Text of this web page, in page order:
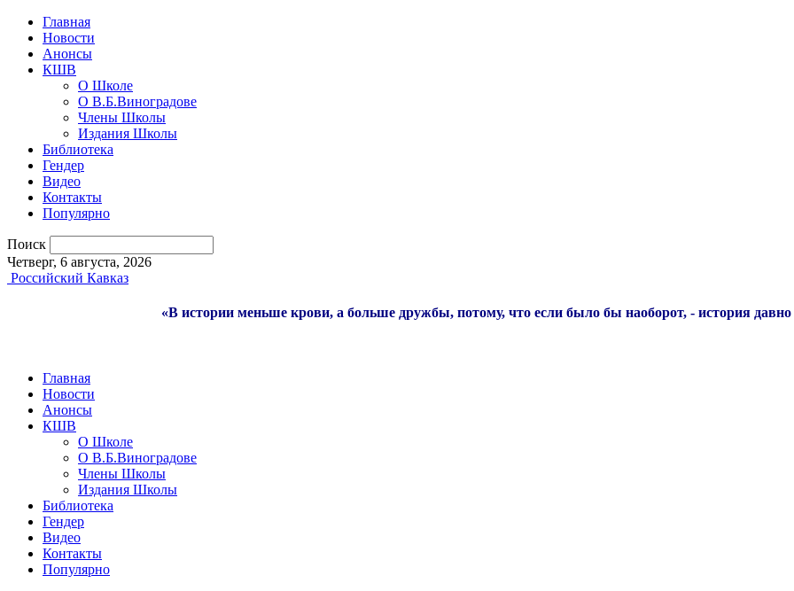
Главная
Новости
Анонсы
КШВ
О Школе
О В.Б.Виноградове
Члены Школы
Издания Школы
Библиотека
Гендер
Видео
Контакты
Популярно
Поиск
Четверг, 6 августа, 2026
Российский Кавказ
«В истории меньше крови, а больше дружбы, потому, что если было бы наоборот, - история
Главная
Новости
Анонсы
КШВ
О Школе
О В.Б.Виноградове
Члены Школы
Издания Школы
Библиотека
Гендер
Видео
Контакты
Популярно